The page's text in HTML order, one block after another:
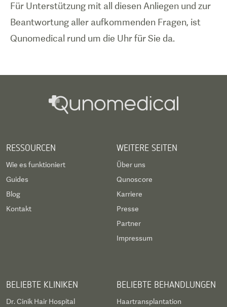
Für Unterstützung mit all diesen Anliegen und zur
Beantwortung aller aufkommenden Fragen, ist
Qunomedical rund um die Uhr für Sie da.
RESSOURCEN
Wie es funktioniert
Guides
Blog
Kontakt
WEITERE SEITEN
Über uns
Qunoscore
Karriere
Presse
Partner
Impressum
BELIEBTE KLINIKEN
Dr. Cinik Hair Hospital
BELIEBTE BEHANDLUNGEN
Haartransplantation